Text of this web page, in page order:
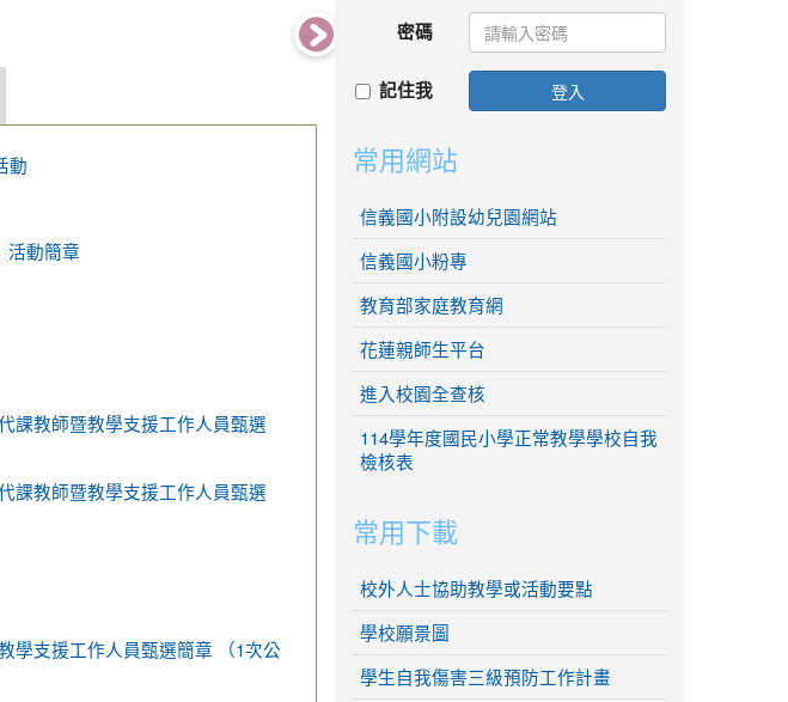
動
活動簡章
課教師暨教學支援工作人員甄選
課教師暨教學支援工作人員甄選
學支援工作人員甄選簡章 （1次公
密碼
記住我 登入
常用網站
信義國小附設幼兒園網站
信義國小粉專
教育部家庭教育網
花蓮親師生平台
進入校園全查核
114學年度國民小學正常教學學校自我
檢核表
常用下載
校外人士協助教學或活動要點
學校願景圖
學生自我傷害三級預防工作計畫